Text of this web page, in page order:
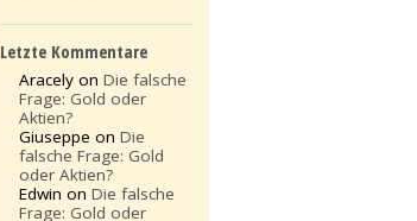
Letzte Kommentare
Aracely onDie falsche
Frage: Gold oder
Aktien?
Giuseppe onDie
falsche Frage: Gold
oder Aktien?
Edwin onDie falsche
Frage: Gold oder